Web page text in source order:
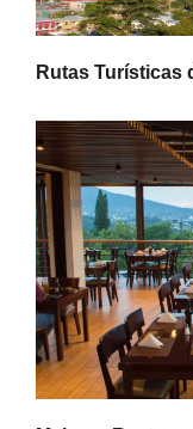
Rutas Turísticas